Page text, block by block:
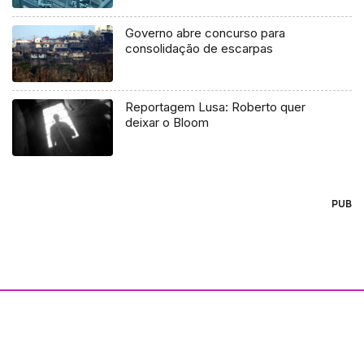
Governo abre concurso para
consolidação de escarpas
Reportagem Lusa: Roberto quer
deixar o Bloom
PUB